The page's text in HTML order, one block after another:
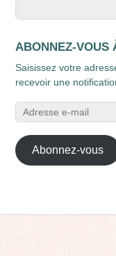
ABONNEZ-VOUS
Saisissez votre
recevoir une
Adresse
e-
mail
Abonnez-vous